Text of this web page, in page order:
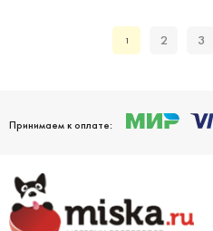
1 2 3
Принимаем к оплате: